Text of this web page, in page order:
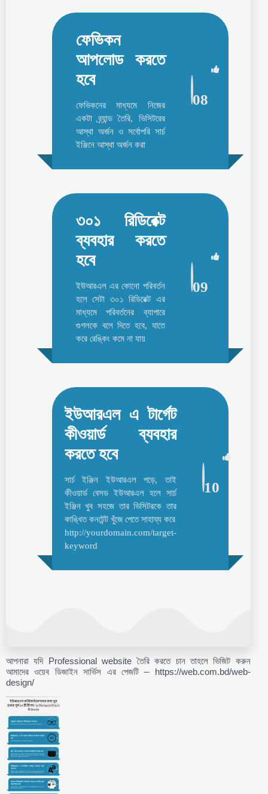
ফেভিকন
আপলোড করতে
হবে
ফেভিকনের মাধ্যমে নিজের
একটা ব্র্যান্ড তৈরি, ভিসিটরের
আস্থা অর্জন ও সর্বোপরি সার্চ
ইঞ্জিনে আস্থা অর্জন করা
08
৩০১ রিডিরেক্ট
ব্যবহার করতে
হবে
ইউআরএল এর কোনো পরিবর্তন
হলে সেটা ৩০১ রিডিরেক্ট এর
মাধ্যমে পরিবর্তনের ব্যাপারে
গুগলকে বলে দিতে হবে, যাতে
করে রেঙ্কিং কমে না যায়
09
ইউআরএল এ টার্গেট
কীওয়ার্ড ব্যবহার
করতে হবে
সার্চ ইঞ্জিন ইউআরএল পড়ে, তাই
কীওয়ার্ড বেসড ইউআরএল হলে সার্চ
ইঞ্জিন খুব সহজে তার ভিসিটরকে তার
কাঙ্খিত কনটেন্ট খুঁজে পেতে সাহায্য করে
http://yourdomain.com/target-
keyword
10
আপনারা যদি Professional website তৈরি করতে চান তাহলে ভিজিট করুন
আমাদের ওয়েব ডিজাইন সার্ভিস এর পেজটি – https://web.com.bd/web-
design/